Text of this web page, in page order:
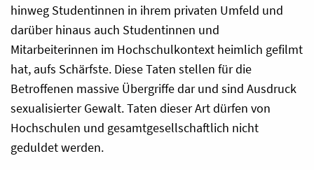
hinweg Studentinnen in ihrem privaten Umfeld und
darüber hinaus auch Studentinnen und
Mitarbeiterinnen im Hochschulkontext heimlich gefilmt
hat, aufs Schärfste. Diese Taten stellen für die
Betroffenen massive Übergriffe dar und sind Ausdruck
sexualisierter Gewalt. Taten dieser Art dürfen von
Hochschulen und gesamtgesellschaftlich nicht
geduldet werden.